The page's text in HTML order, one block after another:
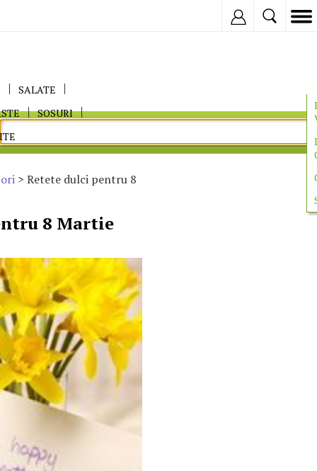
SALATE
SOSURI
> Retete dulci pentru 8
8 Martie